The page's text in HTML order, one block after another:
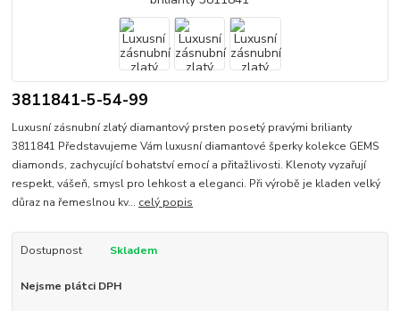
3811841-5-54-99
Luxusní zásnubní zlatý diamantový prsten posetý pravými brilianty
3811841 Představujeme Vám luxusní diamantové šperky kolekce GEMS
diamonds, zachycující bohatství emocí a přitažlivosti. Klenoty vyzařují
respekt, vášeň, smysl pro lehkost a eleganci. Při výrobě je kladen velký
důraz na řemeslnou kv... celý popis
Dostupnost Skladem
Nejsme plátci DPH